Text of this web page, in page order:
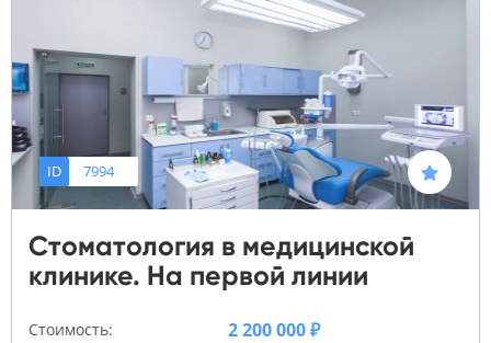
ID 7994
Стоматология в медицинской
клинике. На первой линии
Стоимость: 2 200 000 ₽